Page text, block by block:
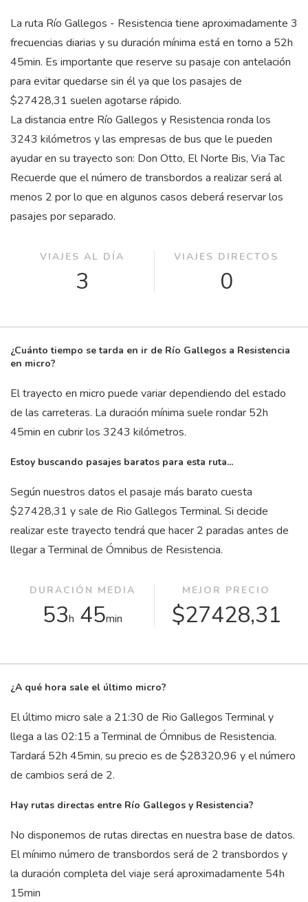
La ruta Río Gallegos - Resistencia tiene aproximadamente 3
frecuencias diarias y su duración mínima está en torno a 52h
45min. Es importante que reserve su pasaje con antelación
para evitar quedarse sin él ya que los pasajes de
$27428,31 suelen agotarse rápido.
La distancia entre Río Gallegos y Resistencia ronda los
3243 kilómetros y las empresas de bus que le pueden
ayudar en su trayecto son: Don Otto, El Norte Bis, Via Tac
Recuerde que el número de transbordos a realizar será al
menos 2 por lo que en algunos casos deberá reservar los
pasajes por separado.
VIAJES AL DÍA
3
VIAJES DIRECTOS
0
¿Cuánto tiempo se tarda en ir de Río Gallegos a Resistencia
en micro?
El trayecto en micro puede variar dependiendo del estado
de las carreteras. La duración mínima suele rondar 52h
45min en cubrir los 3243 kilómetros.
Estoy buscando pasajes baratos para esta ruta...
Según nuestros datos el pasaje más barato cuesta
$27428,31 y sale de Rio Gallegos Terminal. Si decide
realizar este trayecto tendrá que hacer 2 paradas antes de
llegar a Terminal de Ómnibus de Resistencia.
DURACIÓN MEDIA
53h 45min
MEJOR PRECIO
$27428,31
¿A qué hora sale el último micro?
El último micro sale a 21:30 de Rio Gallegos Terminal y
llega a las 02:15 a Terminal de Ómnibus de Resistencia.
Tardará 52h 45min, su precio es de $28320,96 y el número
de cambios será de 2.
Hay rutas directas entre Río Gallegos y Resistencia?
No disponemos de rutas directas en nuestra base de datos.
El mínimo número de transbordos será de 2 transbordos y
la duración completa del viaje será aproximadamente 54h
15min